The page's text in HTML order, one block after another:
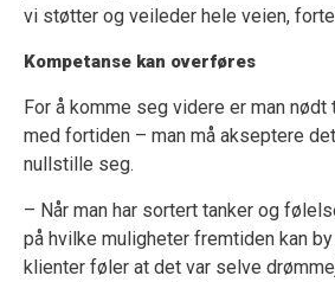
vi støtter og veileder hele veien,
Kompetanse kan overføres
For å komme seg videre er man nødt
med fortiden – man må akseptere
nullstille seg.
– Når man har sortert tanker og
på hvilke muligheter fremtiden kan
klienter føler at det var selve